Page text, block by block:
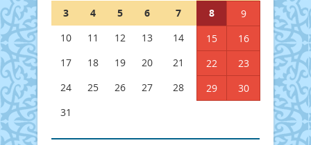
3
4 5 6 7 8
9
10
11 12 13 14 15
16
17
18 19 20 21 22
23
24
25 26 27 28 29
30
31